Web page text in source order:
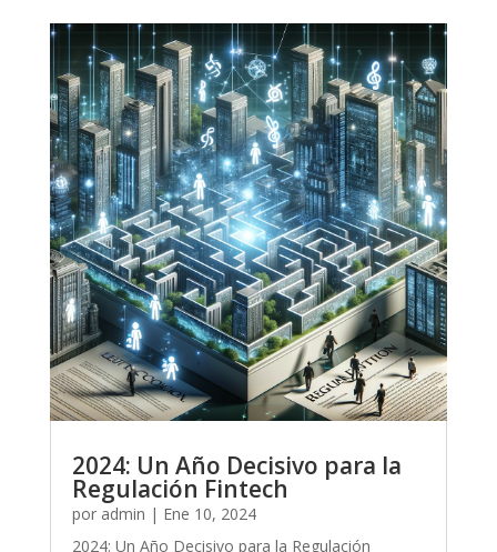
2024: Un Año Decisivo para la
Regulación Fintech
por admin | Ene 10, 2024
2024: Un Año Decisivo para la Regulación